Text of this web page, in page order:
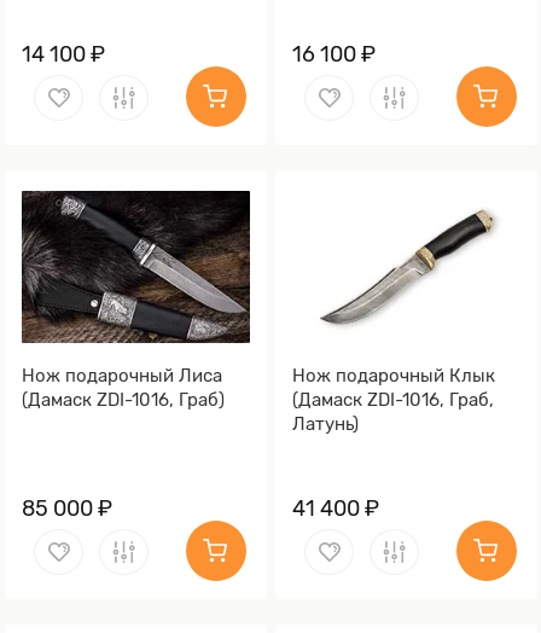
14 100 ₽ 16 100 ₽
Нож подарочный Лиса
(Дамаск ZDI-1016, Граб)
85 000 ₽
Нож подарочный Клык
(Дамаск ZDI-1016, Граб,
Латунь)
41 400 ₽